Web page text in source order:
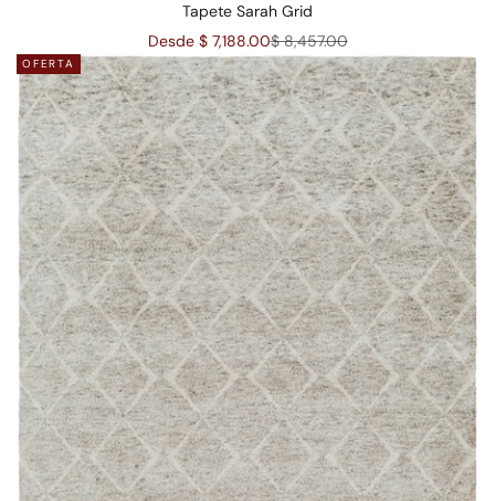
Tapete Sarah Grid
Precio de oferta
Desde $ 7,188.00Precio normal
$ 8,457.00
OFERTA